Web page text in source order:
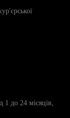
1 до 24 місяців,